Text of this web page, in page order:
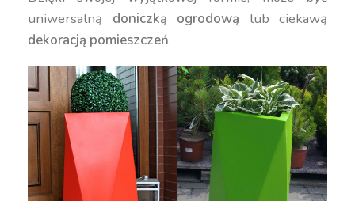
uniwersalną doniczką ogrodową lub ciekawą
dekoracją pomieszczeń.